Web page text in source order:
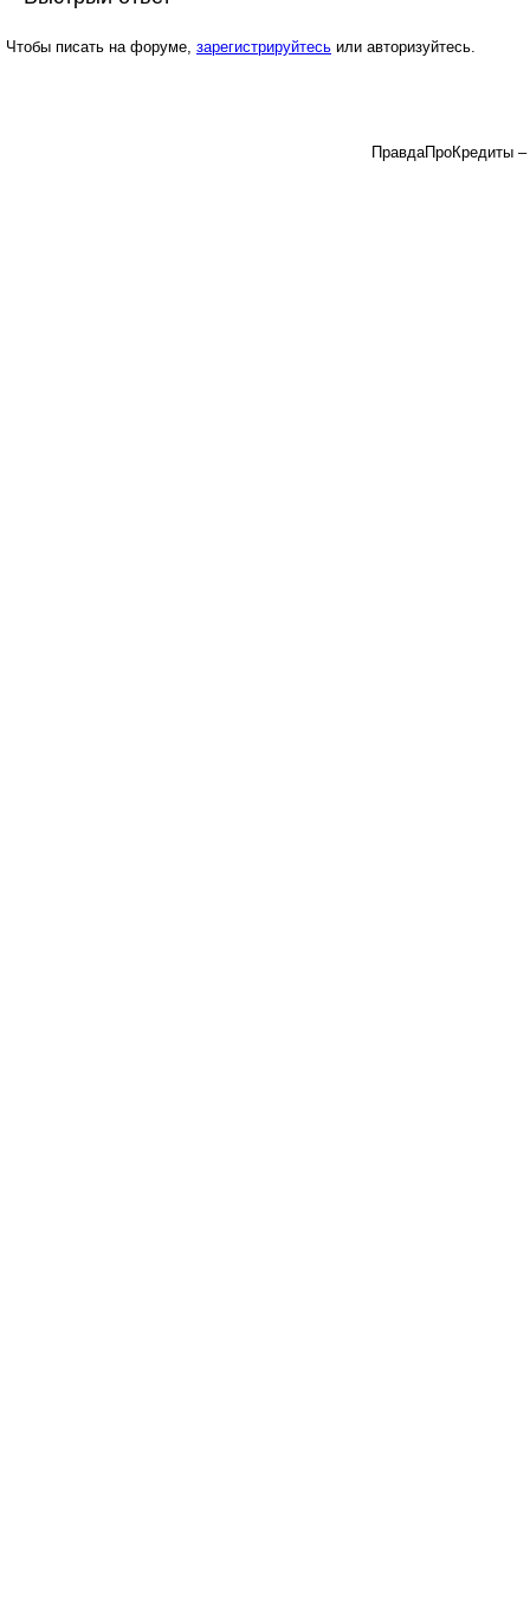
Чтобы писать на форуме, зарегистрируйтесь или авторизуйтесь.
ПравдаПроКредиты –